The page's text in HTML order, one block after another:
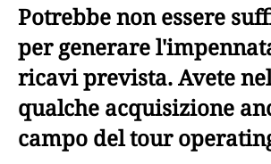
Potrebbe non essere
per generare
ricavi prevista. Avete
qualche acquisizione
campo del tour